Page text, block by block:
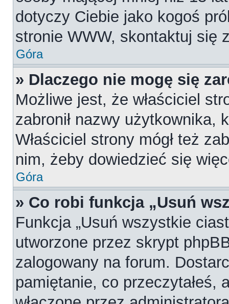
dotyczy Ciebie jako kogoś
stronie WWW, skontaktuj się
Góra
» Dlaczego nie mogę się
Możliwe jest, że właściciel
zabronił nazwy użytkownika,
Właściciel strony mógł też
nim, żeby dowiedzieć się
Góra
» Co robi funkcja „Usuń
Funkcja „Usuń wszystkie
utworzone przez skrypt
zalogowany na forum.
pamiętanie, co przeczytałeś,